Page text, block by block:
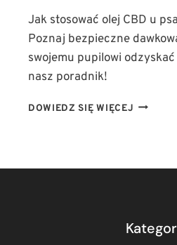
Jak stosować olej CBD u
Poznaj bezpieczne
swojemu pupilowi
nasz poradnik!
DOWIEDZ SIĘ WIĘCEJ JAK
TERAPII
LĘKU,